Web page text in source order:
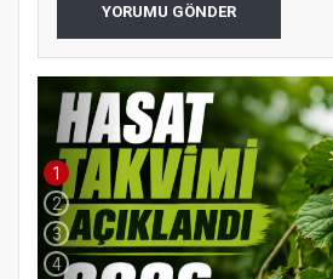
YORUMU GÖNDER
1
2
3
4